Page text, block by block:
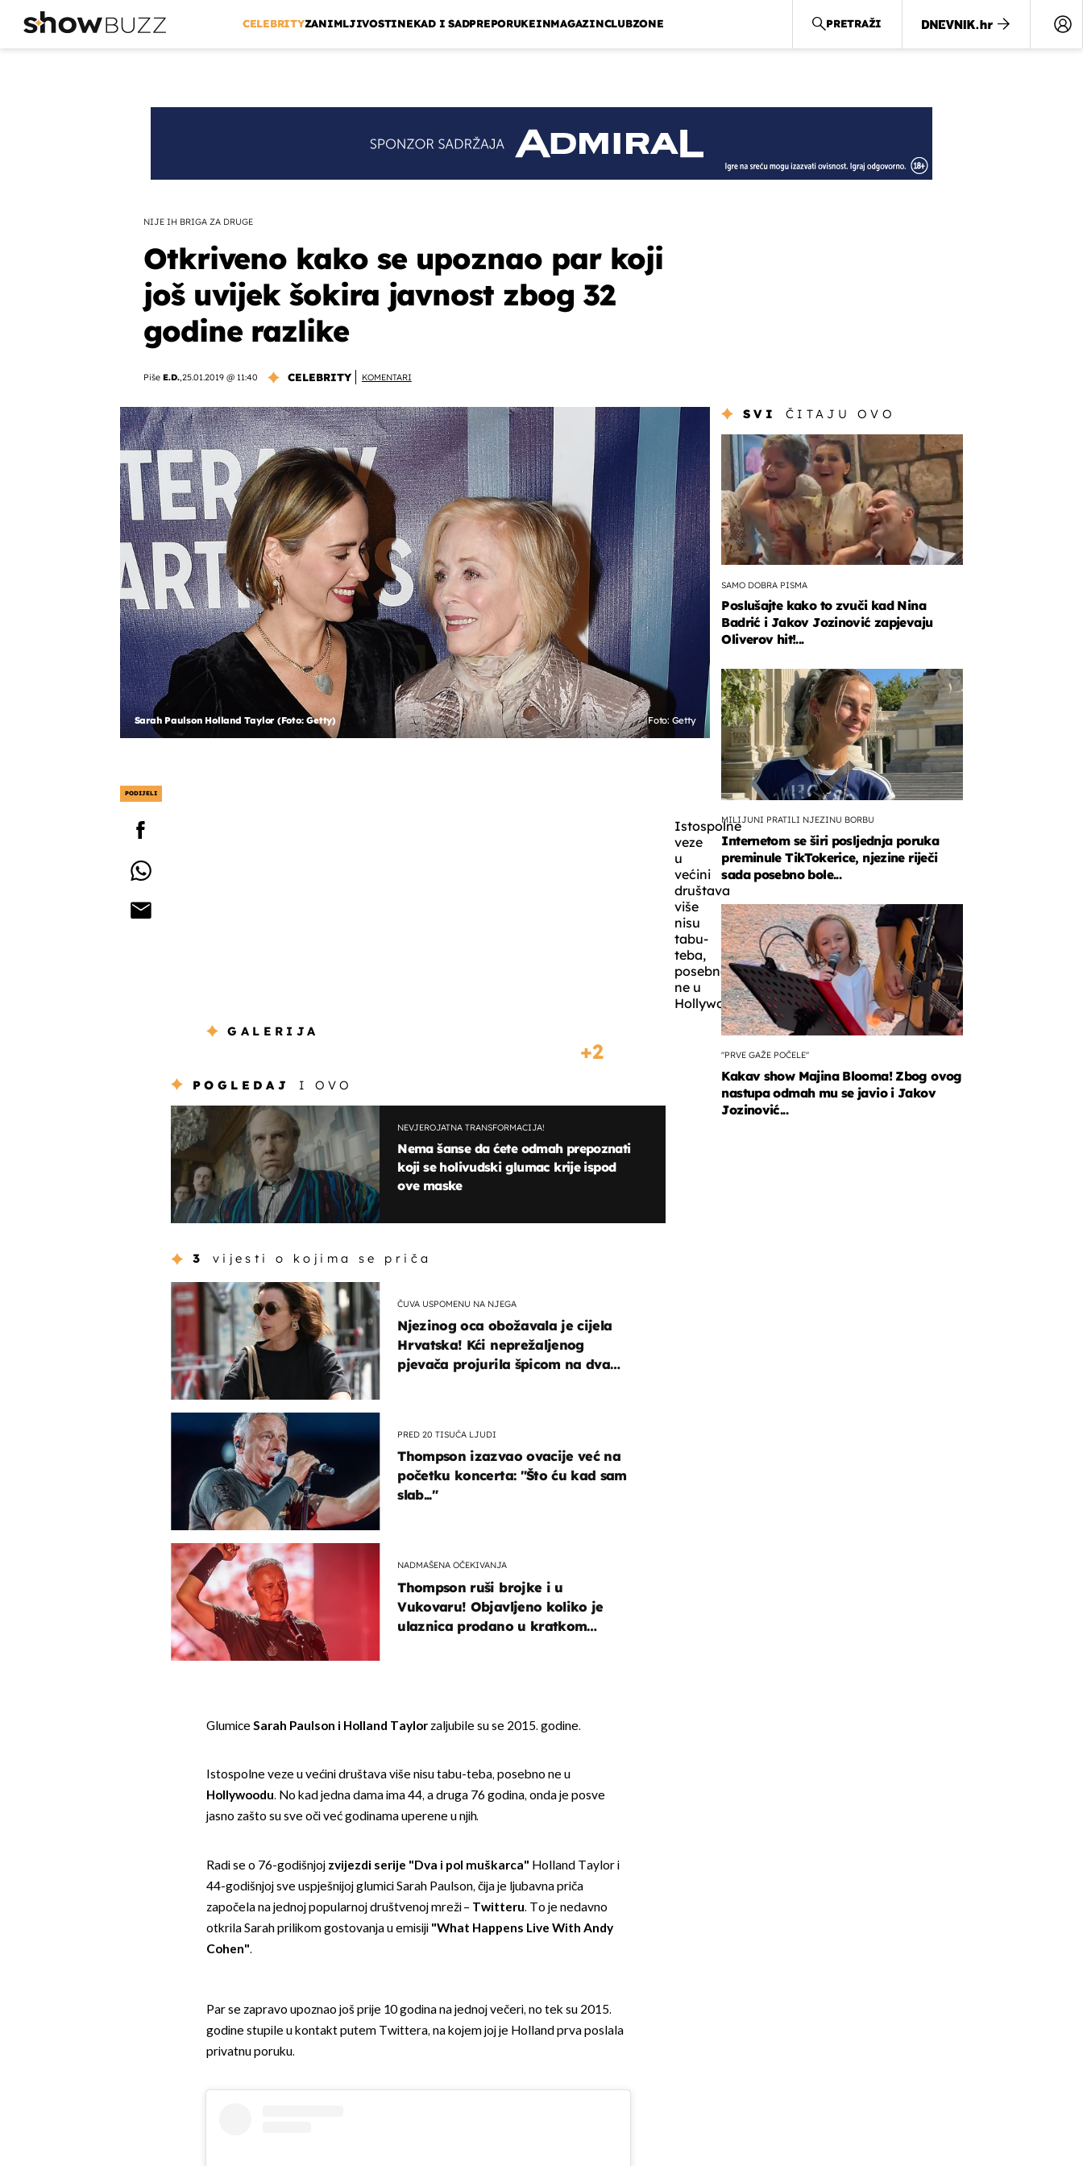
CELEBRITYZANIMLJIVOSTINEKAD I SADPREPORUKEINMAGAZINCLUBZONE PRETRAŽI
NIJE IH BRIGA ZA DRUGE
Otkriveno kako se upoznao par koji
još uvijek šokira javnost zbog 32
godine razlike
Piše E.D.,25.01.2019 @ 11:40 CELEBRITY KOMENTARI
Sarah Paulson Holland Taylor (Foto: Getty) Foto: Getty
PODIJELI
Istospolne
veze
u
većini
društava
više
nisu
tabu-
teba,
posebno
ne u
Hollywoodu.
GALERIJA
2
POGLEDAJ I OVO
NEVJEROJATNA TRANSFORMACIJA!
Nema šanse da ćete odmah prepoznati
koji se holivudski glumac krije ispod
ove maske
3 vijesti o kojima se priča
ČUVA USPOMENU NA NJEGA
Njezinog oca obožavala je cijela
Hrvatska! Kći neprežaljenog
pjevača projurila špicom na dva
PRED 20 TISUĆA LJUDI
Thompson izazvao ovacije već na
početku koncerta: "Što ću kad sam
slab..."
NADMAŠENA OČEKIVANJA
Thompson ruši brojke i u
Vukovaru! Objavljeno koliko je
ulaznica prodano u kratkom
Glumice Sarah Paulson i Holland Taylorzaljubile su se 2015. godine.
Istospolne veze u većini društava više nisu tabu-teba, posebno ne u
Hollywoodu. No kad jedna dama ima 44, a druga 76 godina, onda je posve
jasno zašto su sve oči već godinama uperene u njih.
Radi se o 76-godišnjoj zvijezdi serije "Dva i pol muškarca" Holland Taylor i
44-godišnjoj sve uspješnijoj glumici Sarah Paulson, čija je ljubavna priča
započela na jednoj popularnoj društvenoj mreži – Twitteru. To je nedavno
otkrila Sarah prilikom gostovanja u emisiji "What Happens Live With Andy
Cohen".
Par se zapravo upoznao još prije 10 godina na jednoj večeri, no tek su 2015.
godine stupile u kontakt putem Twittera, na kojem joj je Holland prva poslala
privatnu poruku.
SVI ČITAJU OVO
SAMO DOBRA PISMA
Poslušajte kako to zvuči kad Nina
Badrić i Jakov Jozinović zapjevaju
Oliverov hit!...
MILIJUNI PRATILI NJEZINU BORBU
Internetom se širi posljednja poruka
preminule TikTokerice, njezine riječi
sada posebno bole...
"PRVE GAŽE POČELE"
Kakav show Majina Blooma! Zbog ovog
nastupa odmah mu se javio i Jakov
Jozinović...